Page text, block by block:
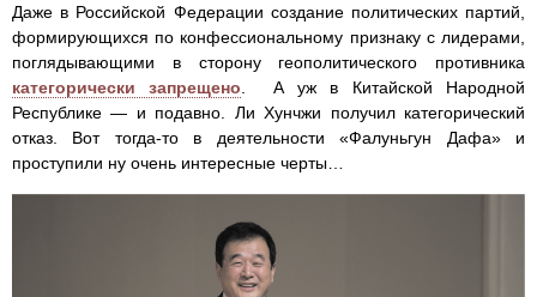
Даже в Российской Федерации создание политических партий,
формирующихся по конфессиональному признаку с лидерами,
поглядывающими в сторону геополитического противника
категорически запрещено . А уж в Китайской Народной
Республике — и подавно. Ли Хунчжи получил категорический
отказ. Вот тогда-то в деятельности «Фалуньгун Дафа» и
проступили ну очень интересные черты…